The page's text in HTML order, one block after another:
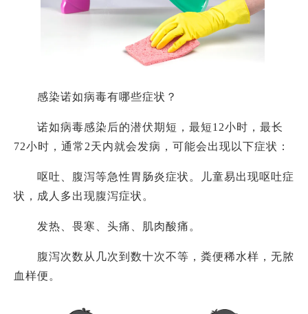
感染诺如病毒有哪些症状？
诺如病毒感染后的潜伏期短，最短12小时，最长
72小时，通常2天内就会发病，可能会出现以下症状：
呕吐、腹泻等急性胃肠炎症状。儿童易出现呕吐症
状，成人多出现腹泻症状。
发热、畏寒、头痛、肌肉酸痛。
腹泻次数从几次到数十次不等，粪便稀水样，无脓
血样便。